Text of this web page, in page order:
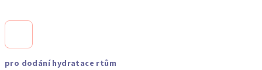
pro dodání hydratace rtům